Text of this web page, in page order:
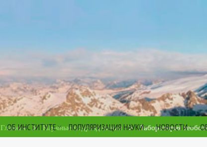
ОБ ИНСТИТУТЕ ПОПУЛЯРИЗАЦИЯ НАУКИ НОВОСТИ
Главная > Научные подразделения > Лаборатория